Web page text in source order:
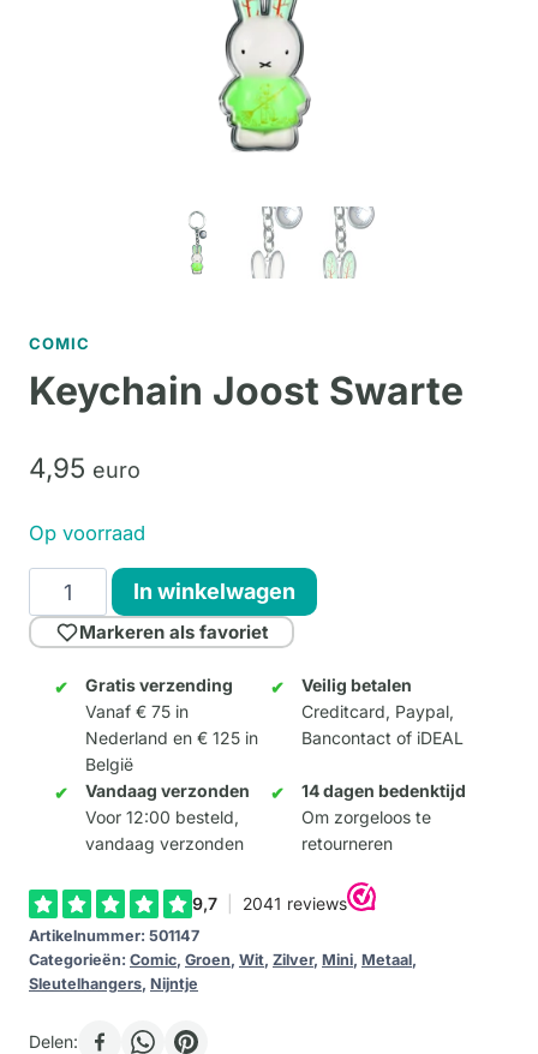
COMIC
Keychain Joost Swarte
4,95 euro
Op voorraad
Keychain
Joost
Swarte
aantal
In winkelwagen
Markeren als favoriet
Gratis verzending
Vanaf € 75 in
Nederland en € 125 in
België
Veilig betalen
Creditcard, Paypal,
Bancontact of iDEAL
Vandaag verzonden
Voor 12:00 besteld,
vandaag verzonden
14 dagen bedenktijd
Om zorgeloos te
retourneren
Artikelnummer: 501147
Categorieën: Comic, Groen, Wit, Zilver, Mini, Metaal,
Sleutelhangers, Nijntje
Delen: